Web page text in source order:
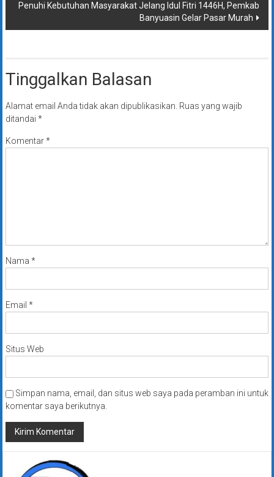
Penuhi Kebutuhan Masyarakat Jelang Idul Fitri 1446H, Pemkab
Banyuasin Gelar Pasar Murah
Tinggalkan Balasan
Alamat email Anda tidak akan dipublikasikan. Ruas yang wajib
ditandai *
Komentar*
Nama *
Email *
Situs Web
Simpan nama, email, dan situs web saya pada peramban ini untuk
komentar saya berikutnya.